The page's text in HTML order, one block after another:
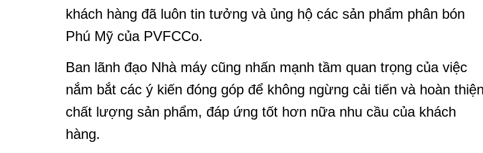
khách hàng đã luôn tin tưởng và ủng hộ các sản phẩm phân bón
Phú Mỹ của PVFCCo.
Ban lãnh đạo Nhà máy cũng nhấn mạnh tầm quan trọng của việc
nắm bắt các ý kiến đóng góp để không ngừng cải tiến và hoàn thiện
chất lượng sản phẩm, đáp ứng tốt hơn nữa nhu cầu của khách
hàng.